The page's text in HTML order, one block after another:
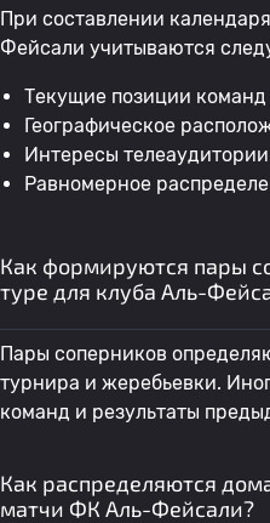
При составлении
Фейсали учитываются
Текущие позиции команд
Географическое
Интересы
Равномерное
Как формируются пары
туре для клуба Аль-
Пары соперников
турнира и жеребьевки.
команд и результаты
Как распределяются
матчи ФК Аль-Фейсали?